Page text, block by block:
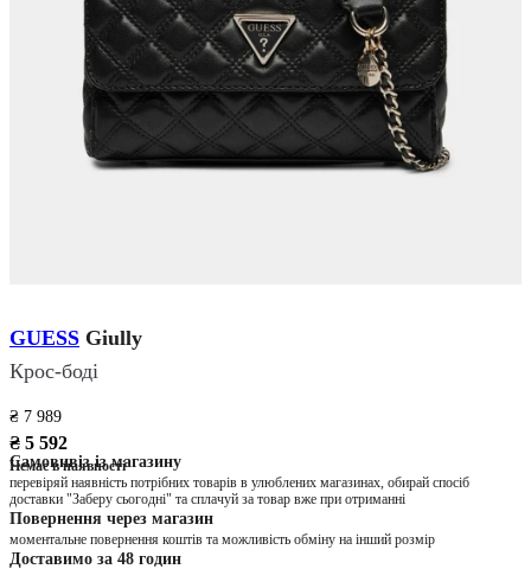
GUESS Giully
Крос-боді
₴ 7 989
₴ 5 592
Немає в наявності
Самовивіз із магазину
перевіряй наявність потрібних товарів в улюблених магазинах, обирай спосіб
доставки "Заберу сьогодні" та сплачуй за товар вже при отриманні
Повернення через магазин
моментальне повернення коштів та можливість обміну на інший розмір
Доставимо за 48 годин